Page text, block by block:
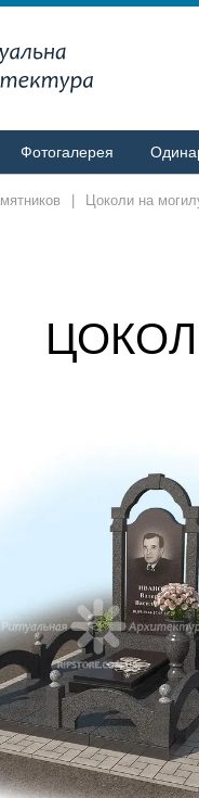
Фотогалерея
Цоколи на